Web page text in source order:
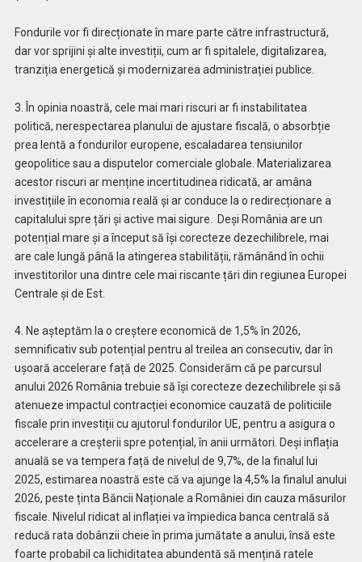
Fondurile vor fi direcționate în mare parte către infrastructură,
dar vor sprijini și alte investiții, cum ar fi spitalele, digitalizarea,
tranziția energetică și modernizarea administrației publice.
3. În opinia noastră, cele mai mari riscuri ar fi instabilitatea
politică, nerespectarea planului de ajustare fiscală, o absorbție
prea lentă a fondurilor europene, escaladarea tensiunilor
geopolitice sau a disputelor comerciale globale. Materializarea
acestor riscuri ar menține incertitudinea ridicată, ar amâna
investițiile în economia reală și ar conduce la o redirecționare a
capitalului spre țări și active mai sigure. Deși România are un
potențial mare și a început să își corecteze dezechilibrele, mai
are cale lungă până la atingerea stabilității, rămânând în ochii
investitorilor una dintre cele mai riscante țări din regiunea Europei
Centrale și de Est.
4. Ne așteptăm la o creștere economică de 1,5% în 2026,
semnificativ sub potențial pentru al treilea an consecutiv, dar în
ușoară accelerare față de 2025. Considerăm că pe parcursul
anului 2026 România trebuie să își corecteze dezechilibrele și să
atenueze impactul contracției economice cauzată de politiciile
fiscale prin investiții cu ajutorul fondurilor UE, pentru a asigura o
accelerare a creșterii spre potențial, în anii următori. Deși inflația
anuală se va tempera față de nivelul de 9,7%, de la finalul lui
2025, estimarea noastră este că va ajunge la 4,5% la finalul anului
2026, peste ținta Băncii Naționale a României din cauza măsurilor
fiscale. Nivelul ridicat al inflației va împiedica banca centrală să
reducă rata dobânzii cheie în prima jumătate a anului, însă este
foarte probabil ca lichiditatea abundentă să mențină ratele